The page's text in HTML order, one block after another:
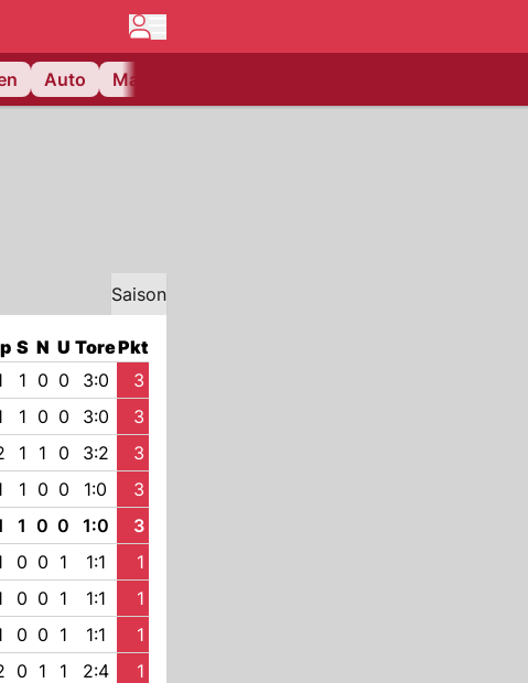
Auto Matchcenter
Saison
S N U TorePkt
1 0 0 3:0
3
1 0 0 3:0
3
1 1 0 3:2
3
1 0 0 1:0
3
1 0 0 1:0
3
0 0 1 1:1
1
0 0 1 1:1
1
0 0 1 1:1
1
0 1 1 2:4
1